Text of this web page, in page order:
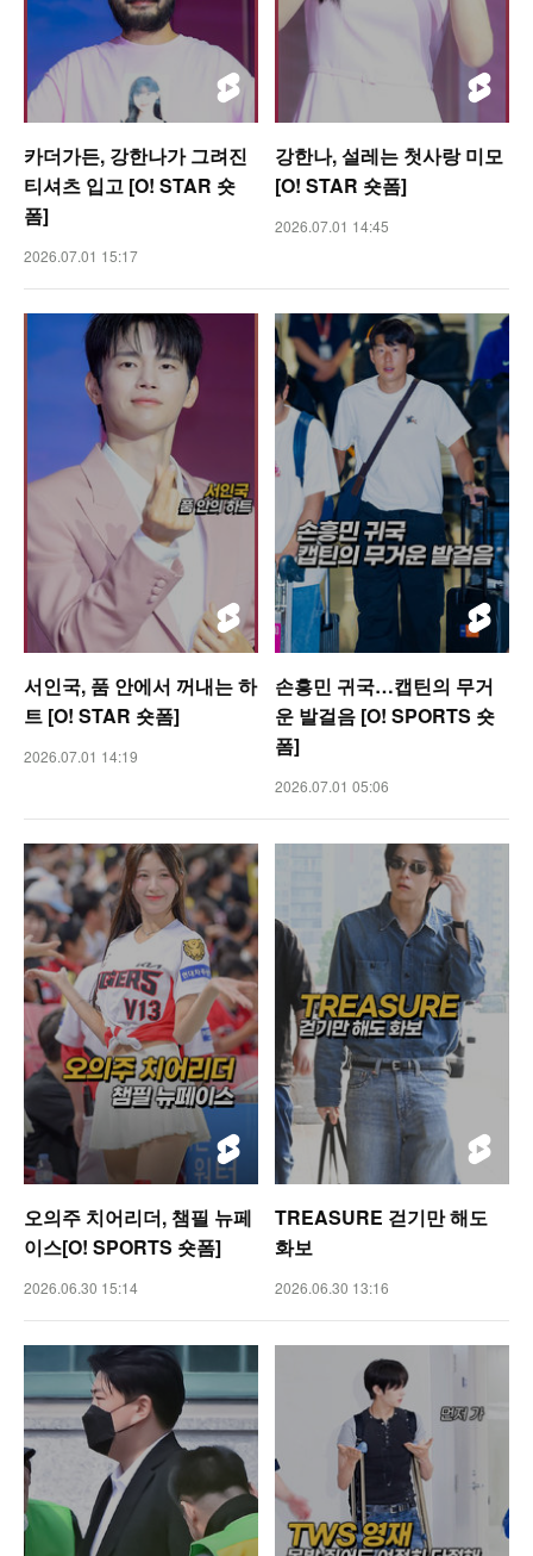
카더가든, 강한나가 그려진
티셔츠 입고 [O! STAR 숏
폼]
2026.07.01 15:17
강한나, 설레는 첫사랑 미모
[O! STAR 숏폼]
2026.07.01 14:45
서인국, 품 안에서 꺼내는 하
트 [O! STAR 숏폼]
2026.07.01 14:19
손흥민 귀국…캡틴의 무거
운 발걸음 [O! SPORTS 숏
폼]
2026.07.01 05:06
오의주 치어리더, 챔필 뉴페
이스[O! SPORTS 숏폼]
2026.06.30 15:14
TREASURE 걷기만 해도
화보
2026.06.30 13:16